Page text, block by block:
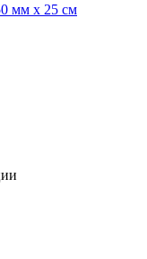
мм х 25 см